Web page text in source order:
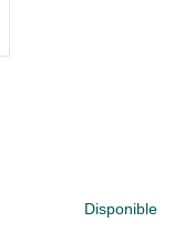
Disponible